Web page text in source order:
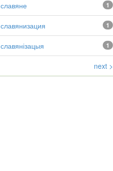
1
славяне
1
славянизация
1
славянізацыя
next >